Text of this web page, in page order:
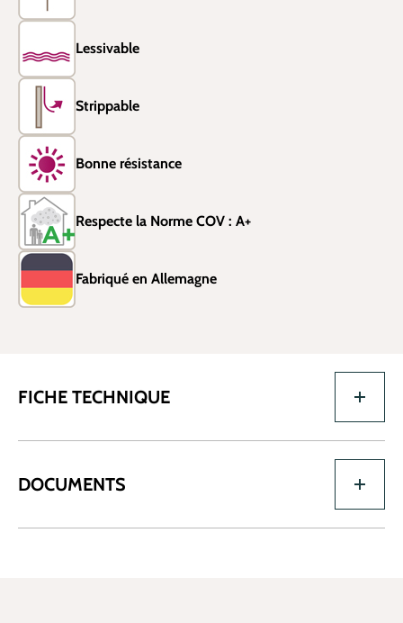
Lessivable
Strippable
Bonne résistance
Respecte la Norme COV : A+
Fabriqué en Allemagne
FICHE TECHNIQUE
DOCUMENTS